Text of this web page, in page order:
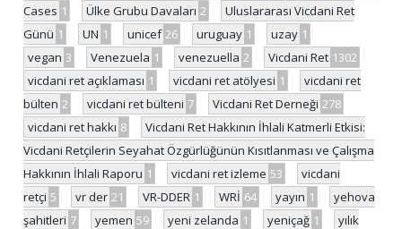
Cases 1 Ülke Grubu Davaları 2
Uluslararası Vicdani Ret
Günü 1 UN 1 unicef 26 uruguay 1 uzay 1
vegan 3 Venezuela 1 venezuella 2 Vicdani Ret 1302
vicdani ret açıklaması 1 vicdani ret atölyesi 1
vicdani ret
bülten 2 vicdani ret bülteni 7 Vicdani Ret Derneği 278
vicdani ret hakkı 8
Vicdani Ret Hakkının İhlali Katmerli Etkisi:
Vicdani Retçilerin Seyahat Özgürlüğünün Kısıtlanması ve Çalışma
Hakkının İhlali Raporu 1 vicdani ret izleme 53
vicdani
retçi 5 vr der 21 VR-DDER 1 WRİ 64 yayın 1
yehova
şahitleri 7 yemen 59 yeni zelanda 1 yeniçağ 1
yılık